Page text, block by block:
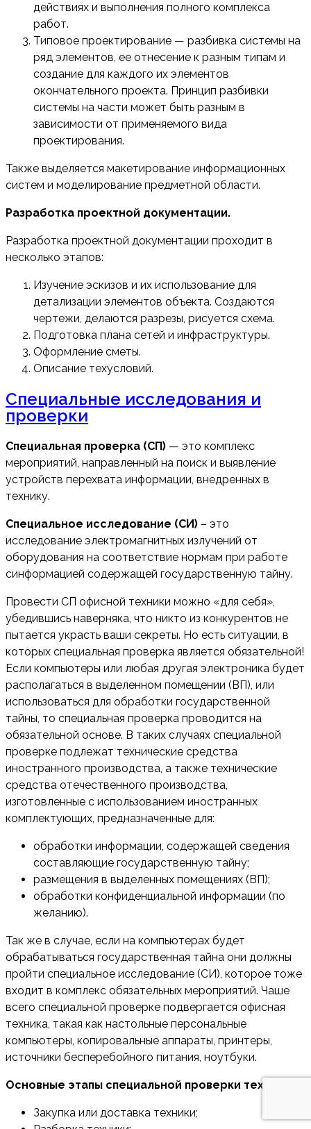
действиях и выполнения полного комплекса
работ.
Типовое проектирование — разбивка системы на
ряд элементов, ее отнесение к разным типам и
создание для каждого их элементов
окончательного проекта. Принцип разбивки
системы на части может быть разным в
зависимости от применяемого вида
проектирования.
Также выделяется макетирование информационных
систем и моделирование предметной области.
Разработка проектной документации.
Разработка проектной документации проходит в
несколько этапов:
Изучение эскизов и их использование для
детализации элементов объекта. Создаются
чертежи, делаются разрезы, рисуется схема.
Подготовка плана сетей и инфраструктуры.
Оформление сметы.
Описание техусловий.
Специальные исследования и
проверки
Специальная проверка (СП) — это комплекс
мероприятий, направленный на поиск и выявление
устройств перехвата информации, внедренных в
технику.
Специальное исследование (СИ) – это
исследование электромагнитных излучений от
оборудования на соответствие нормам при работе
синформацией содержащей государственную тайну.
Провести СП офисной техники можно «для себя»,
убедившись наверняка, что никто из конкурентов не
пытается украсть ваши секреты. Но есть ситуации, в
которых специальная проверка является обязательной!
Если компьютеры или любая другая электроника будет
располагаться в выделенном помещении (ВП), или
использоваться для обработки государственной
тайны, то специальная проверка проводится на
обязательной основе. В таких случаях специальной
проверке подлежат технические средства
иностранного производства, а также технические
средства отечественного производства,
изготовленные с использованием иностранных
комплектующих, предназначенные для:
обработки информации, содержащей сведения
составляющие государственную тайну;
размещения в выделенных помещениях (ВП);
обработки конфиденциальной информации (по
желанию).
Так же в случае, если на компьютерах будет
обрабатываться государственная тайна они должны
пройти специальное исследование (СИ), которое тоже
входит в комплекс обязательных мероприятий. Чаше
всего специальной проверке подвергается офисная
техника, такая как настольные персональные
компьютеры, копировальные аппараты, принтеры,
источники бесперебойного питания, ноутбуки.
Основные этапы специальной проверки техники
Закупка или доставка техники;